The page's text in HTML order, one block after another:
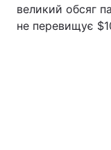
великий обсяг
не перевищує